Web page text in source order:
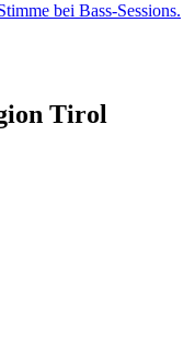
bei Bass-Sessions.
Tirol